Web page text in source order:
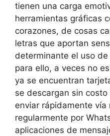
tienen una carga
herramientas gráficas
corazones, de cosas
letras que aportan
determinante el uso
para ello, a veces no
ya se encuentran
se descargan sin
enviar rápidamente vía
regularmente por
aplicaciones de